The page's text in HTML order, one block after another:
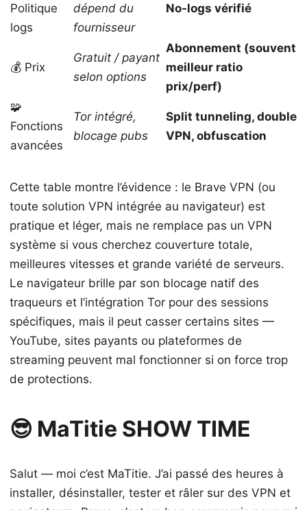
Politique
logs
dépend du
fournisseur
No-logs vérifié
💰 Prix
Gratuit / payant
selon options
Abonnement (souvent
meilleur ratio
prix/perf)
🧩
Fonctions
avancées
Tor intégré,
blocage pubs
Split tunneling, double
VPN, obfuscation
Cette table montre l’évidence : le Brave VPN (ou
toute solution VPN intégrée au navigateur) est
pratique et léger, mais ne remplace pas un VPN
système si vous cherchez couverture totale,
meilleures vitesses et grande variété de serveurs.
Le navigateur brille par son blocage natif des
traqueurs et l’intégration Tor pour des sessions
spécifiques, mais il peut casser certains sites —
YouTube, sites payants ou plateformes de
streaming peuvent mal fonctionner si on force trop
de protections.
😎 MaTitie SHOW TIME
Salut — moi c’est MaTitie. J’ai passé des heures à
installer, désinstaller, tester et râler sur des VPN et